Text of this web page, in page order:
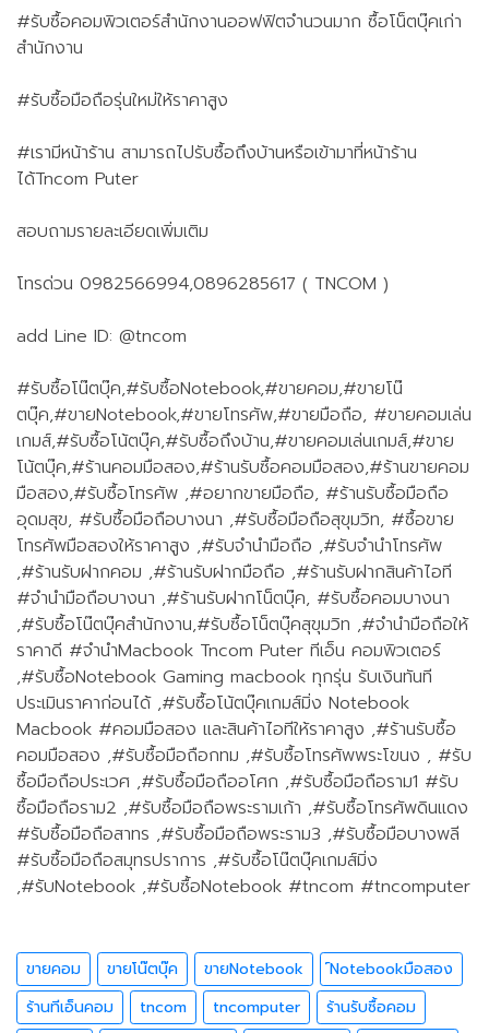
#รับซื้อคอมพิวเตอร์สำนักงานออฟฟิตจำนวนมาก ซื้อโน็ตบุ๊คเก่า
สำนักงาน
#รับซื้อมือถือรุ่นใหม่ให้ราคาสูง
#เรามีหน้าร้าน สามารถไปรับซื้อถึงบ้านหรือเข้ามาที่หน้าร้าน
ได้Tncom Puter
สอบถามรายละเอียดเพิ่มเติม
โทรด่วน 0982566994,0896285617 ( TNCOM )
add Line ID: @tncom
#รับซื้อโน๊ตบุ๊ค,#รับซื้อNotebook,#ขายคอม,#ขายโน๊
ตบุ๊ค,#ขายNotebook,#ขายโทรศัพ,#ขายมือถือ, #ขายคอมเล่น
เกมส์,#รับซื้อโน้ตบุ๊ค,#รับซื้อถึงบ้าน,#ขายคอมเล่นเกมส์,#ขาย
โน้ตบุ๊ค,#ร้านคอมมือสอง,#ร้านรับซื้อคอมมือสอง,#ร้านขายคอม
มือสอง,#รับซื้อโทรศัพ ,#อยากขายมือถือ, #ร้านรับซื้อมือถือ
อุดมสุข, #รับซื้อมือถือบางนา ,#รับซื้อมือถือสุขุมวิท, #ซื้อขาย
โทรศัพมือสองให้ราคาสูง ,#รับจำนำมือถือ ,#รับจำนำโทรศัพ
,#ร้านรับฝากคอม ,#ร้านรับฝากมือถือ ,#ร้านรับฝากสินค้าไอที
#จำนำมือถือบางนา ,#ร้านรับฝากโน็ตบุ๊ค, #รับซื้อคอมบางนา
,#รับซื้อโน๊ตบุ๊คสำนักงาน,#รับซื้อโน็ตบุ๊คสุขุมวิท ,#จำนำมือถือให้
ราคาดี #จำนำMacbook Tncom Puter ทีเอ็น คอมพิวเตอร์
,#รับซื้อNotebook Gaming macbook ทุกรุ่น รับเงินทันที
ประเมินราคาก่อนได้ ,#รับซื้อโน้ตบุ๊คเกมส์มิ่ง Notebook
Macbook #คอมมือสอง และสินค้าไอทีให้ราคาสูง ,#ร้านรับซื้อ
คอมมือสอง ,#รับซื้อมือถือกทม ,#รับซื้อโทรศัพพระโขนง , #รับ
ซื้อมือถือประเวศ ,#รับซื้อมือถืออโศก ,#รับซื้อมือถือราม1 #รับ
ซื้อมือถือราม2 ,#รับซื้อมือถือพระรามเก้า ,#รับซื้อโทรศัพดินแดง
#รับซื้อมือถือสาทร ,#รับซื้อมือถือพระราม3 ,#รับซื้อมือบางพลี
#รับซื้อมือถือสมุทรปราการ ,#รับซื้อโน๊ตบุ๊คเกมส์มิ่ง
,#รับNotebook ,#รับซื้อNotebook #tncom #tncomputer
ขายคอม ขายโน๊ตบุ๊ค ขายNotebook
์Notebookมือสอง
ร้านทีเอ็นคอม
tncom tncomputer
ร้านรับซื้อคอม